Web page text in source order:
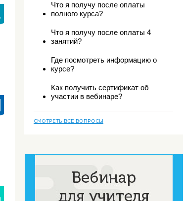
Что я получу после оплаты
полного курса?
Что я получу после оплаты 4
занятий?
Где посмотреть информацию о
курсе?
Как получить сертификат об
участии в вебинаре?
СМОТРЕТЬ ВСЕ ВОПРОСЫ